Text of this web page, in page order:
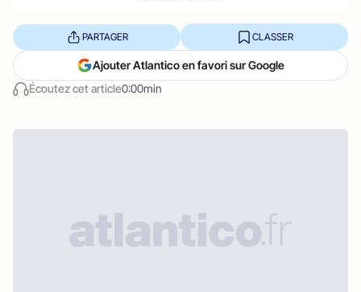
Écoutez cet article0:00min
PARTAGER CLASSER
Ajouter Atlantico en favori sur Google